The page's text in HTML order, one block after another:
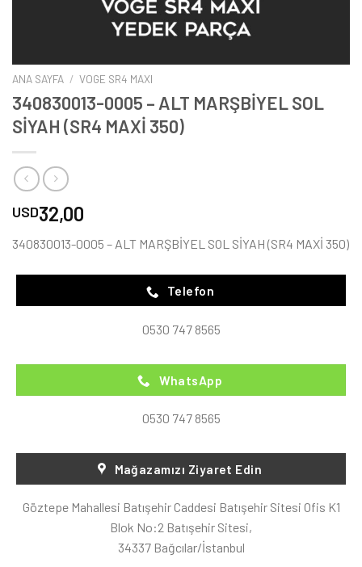
ANA SAYFA / VOGE SR4 MAXI
340830013-0005 – ALT MARŞBİYEL SOL
SİYAH (SR4 MAXİ 350)
USD32,00
340830013-0005 – ALT MARŞBİYEL SOL SİYAH (SR4 MAXİ 350)
Telefon
0530 747 8565
WhatsApp
0530 747 8565
Mağazamızı Ziyaret Edin
Göztepe Mahallesi Batışehir Caddesi Batışehir Sitesi Ofis K1
Blok No:2 Batışehir Sitesi,
34337 Bağcılar/İstanbul